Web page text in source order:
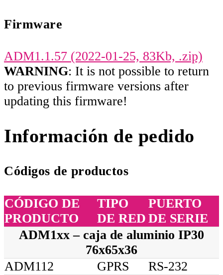
Firmware
ADM1.1.57 (2022-01-25, 83Kb, .zip)
WARNING: It is not possible to return
to previous firmware versions after
updating this firmware!
Información de pedido
Códigos de productos
CÓDIGO DE
PRODUCTO
TIPO
DE RED
PUERTO
DE SERIE
ADM1xx – caja de aluminio IP30
76x65x36
ADM112
GPRS
RS-232